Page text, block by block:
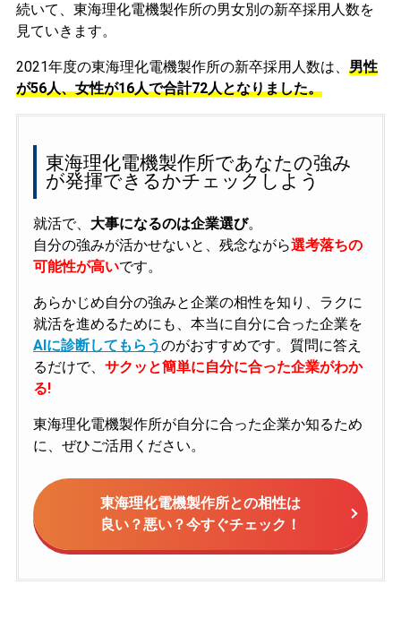
続いて、東海理化電機製作所の男女別の新卒採用人数を
見ていきます。
2021年度の東海理化電機製作所の新卒採用人数は、 男性
が56人、女性が16人で合計72人となりました。
東海理化電機製作所であなたの強み
が発揮できるかチェックしよう
就活で、 大事になるのは企業選び。
自分の強みが活かせないと、残念ながら選考落ちの
可能性が高いです。
あらかじめ自分の強みと企業の相性を知り、ラクに
就活を進めるためにも、本当に自分に合った企業を
AIに診断してもらうのがおすすめです。質問に答え
るだけで、 サクッと簡単に自分に合った企業がわか
る!
東海理化電機製作所が自分に合った企業か知るため
に、ぜひご活用ください。
東海理化電機製作所との相性は
良い？悪い？今すぐチェック！